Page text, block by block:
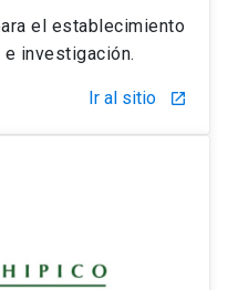
el establecimiento
investigación.
Ir al sitio launch